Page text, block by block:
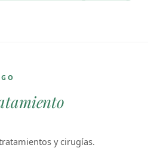
y cirugías.